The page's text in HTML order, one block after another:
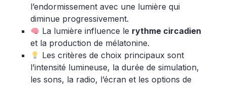
l’endormissement avec une lumière qui
diminue progressivement.
La lumière influence le rythme circadien
et la production de mélatonine.
Les critères de choix principaux sont
l’intensité lumineuse, la durée de simulation,
les sons, la radio, l’écran et les options de